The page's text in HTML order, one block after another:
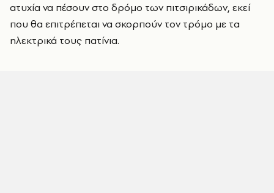
ατυχία να πέσουν στο δρόμο των πιτσιρικάδων, εκεί
που θα επιτρέπεται να σκορπούν τον τρόμο με τα
ηλεκτρικά τους πατίνια.